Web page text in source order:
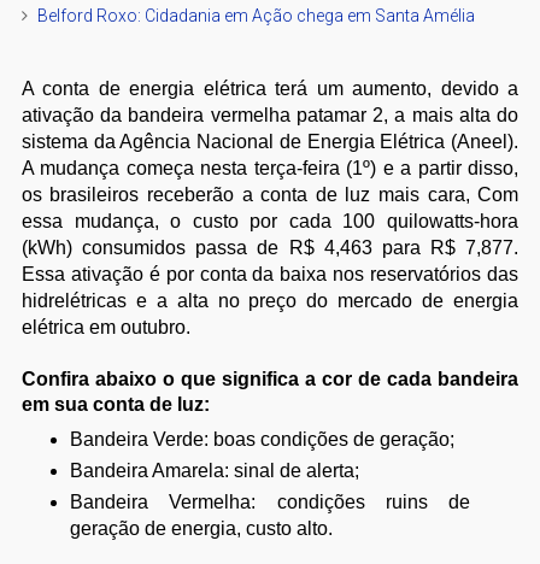
Belford Roxo: Cidadania em Ação chega em Santa Amélia
A conta de energia elétrica terá um aumento, devido a
ativação da bandeira vermelha patamar 2, a mais alta do
sistema da Agência Nacional de Energia Elétrica (Aneel).
A mudança começa nesta terça-feira (1º) e a partir disso,
os brasileiros receberão a conta de luz mais cara, Com
essa mudança, o custo por cada 100 quilowatts-hora
(kWh) consumidos passa de R$ 4,463 para R$ 7,877.
Essa ativação é por conta da baixa nos reservatórios das
hidrelétricas e a alta no preço do mercado de energia
elétrica em outubro.
Confira abaixo o que significa a cor de cada bandeira
em sua conta de luz:
Bandeira Verde: boas condições de geração;
Bandeira Amarela: sinal de alerta;
Bandeira Vermelha: condições ruins de
geração de energia, custo alto.